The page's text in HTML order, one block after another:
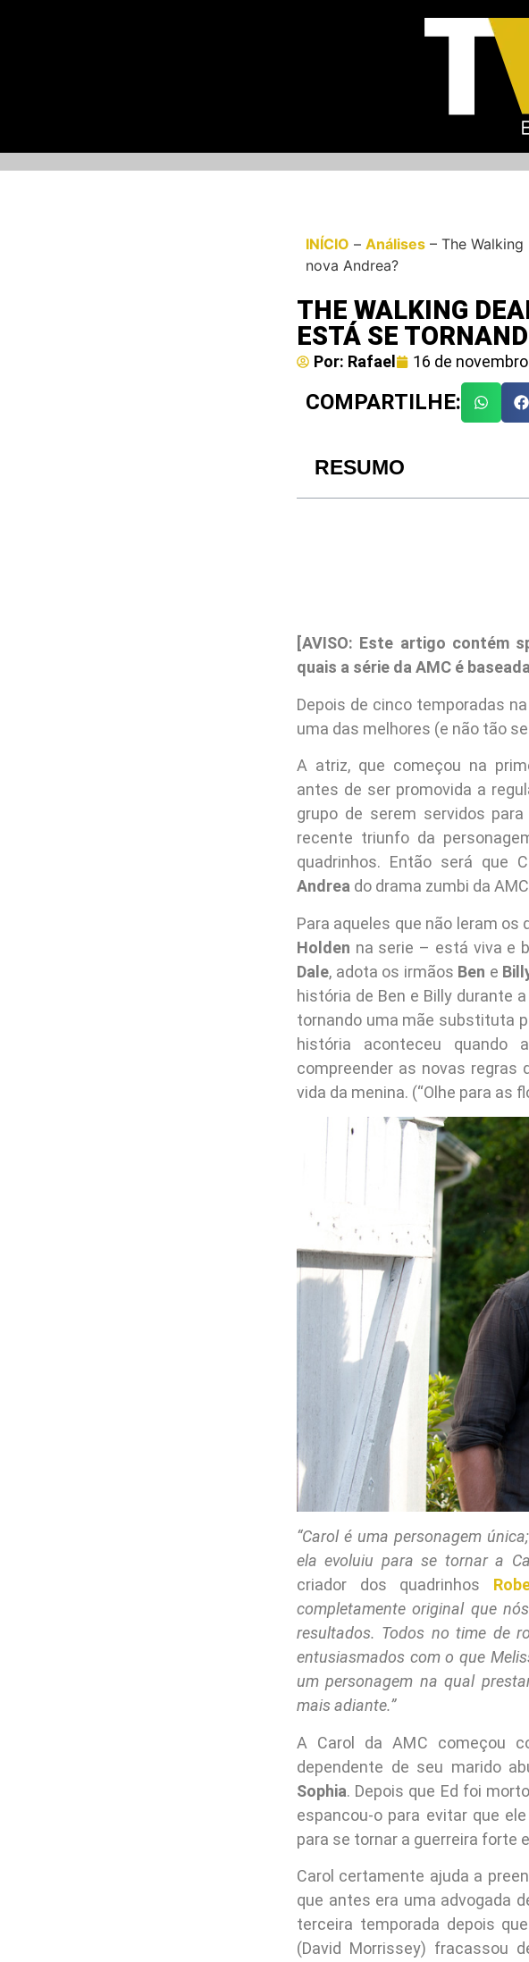
INÍCIO – Análises – The
nova Andrea?
THE WALKING
ESTÁ SE
Por: Rafael 16 de
COMPARTILHE:
RESUMO
[AVISO: Este artigo contém
quais a série da AMC é
Depois de cinco temporadas
uma das melhores (e não tão
A atriz, que começou na
antes de ser promovida a
grupo de serem servidos
recente triunfo da
quadrinhos. Então será que
Andrea do drama zumbi da
Para aqueles que não leram
Holden na serie – está viva e
Dale, adota os irmãos Ben e
história de Ben e Billy durante
tornando uma mãe substituta
história aconteceu quando
compreender as novas regras
vida da menina. (“Olhe para as
“Carol é uma personagem
ela evoluiu para se tornar a
criador dos quadrinhos
completamente original que
resultados. Todos no time de
entusiasmados com o que
um personagem na qual
mais adiante.”
A Carol da AMC começou
dependente de seu marido
Sophia. Depois que Ed foi
espancou-o para evitar que
para se tornar a guerreira forte
Carol certamente ajuda a
que antes era uma advogada
terceira temporada depois
(David Morrissey) fracassou